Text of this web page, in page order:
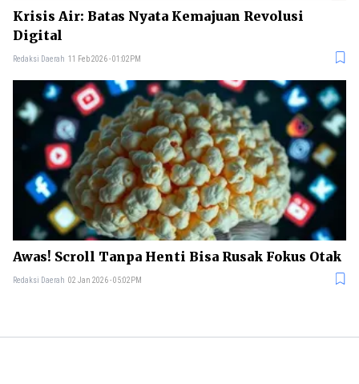
Krisis Air: Batas Nyata Kemajuan Revolusi
Digital
Redaksi Daerah 11 Feb 2026 - 01:02PM
Awas! Scroll Tanpa Henti Bisa Rusak Fokus Otak
Redaksi Daerah 02 Jan 2026 - 05:02PM